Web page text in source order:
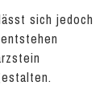
sich jedoch